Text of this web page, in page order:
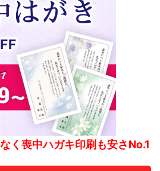
く喪中ハガキ印刷も安さNo.1